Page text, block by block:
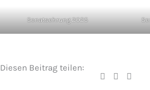
Senatsehrung 2025
Diesen Beitrag teilen: